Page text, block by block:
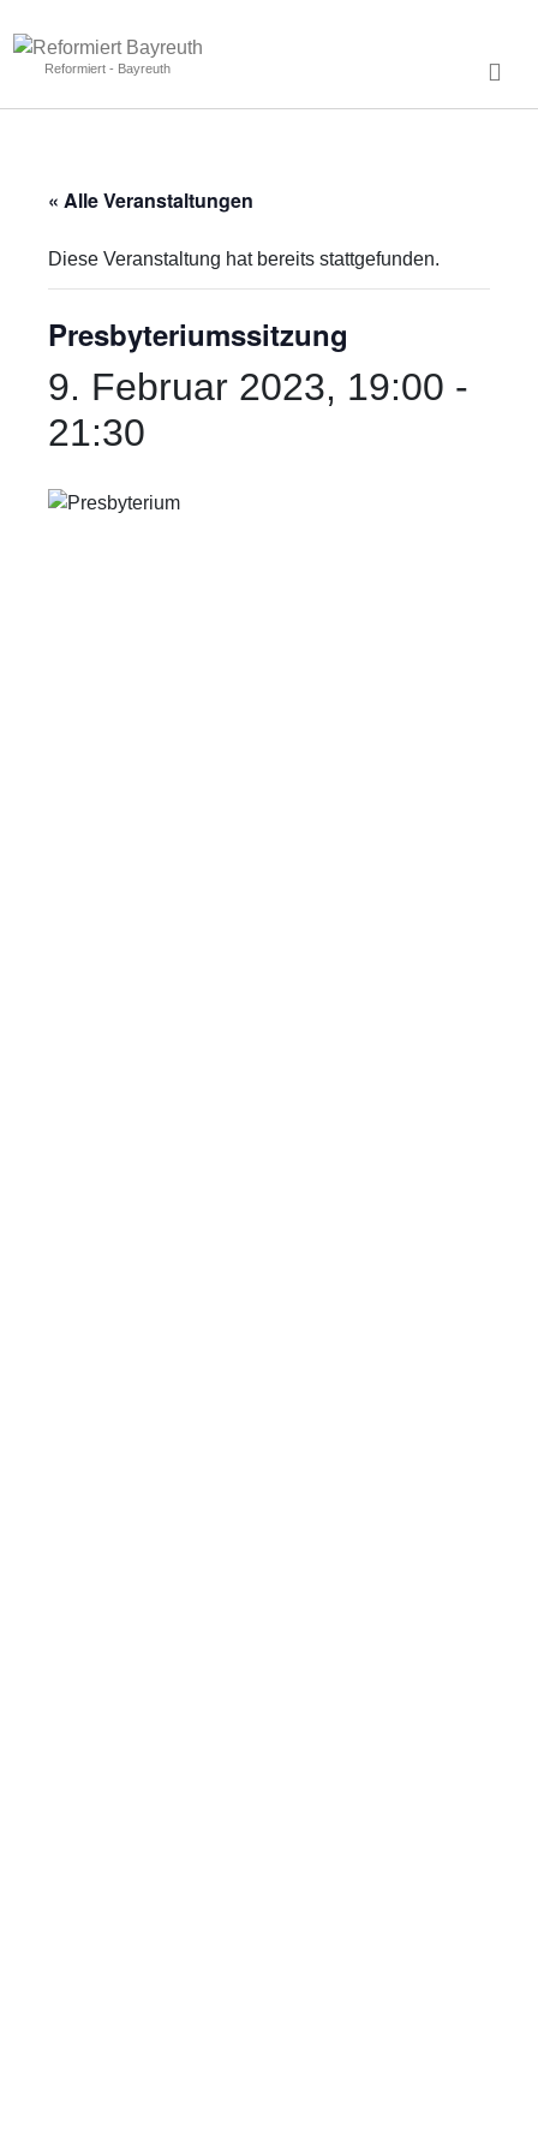
Reformiert - Bayreuth
« Alle Veranstaltungen
Diese Veranstaltung hat bereits stattgefunden.
Presbyteriumssitzung
9. Februar 2023, 19:00 -
21:30